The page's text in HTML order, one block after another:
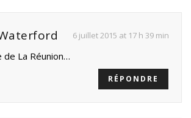
6 juillet 2015 at 17 h 39 min
de La Réunion…
RÉPONDRE